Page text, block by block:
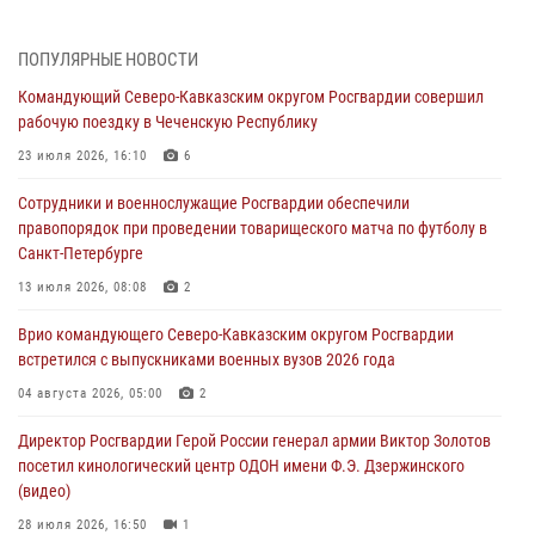
06 августа 2026, 12:35 1
Росгвардейцы провели выставку вооружения для участников сбора
«Гвардеец» в Пензе (видео)
06 августа 2026, 12:00
В Курске росгвардейцы приняли участие в митинге, посвященном
второй годовщине вторжения ВСУ на территорию области
06 августа 2026, 11:56
угрожавшего подростку травматическим пистолетом
06 августа 2026, 11:33
крупная нарколаборатория
ПОПУЛЯРНЫЕ НОВОСТИ
Командующий Северо-Кавказским округом Росгвардии совершил
рабочую поездку в Чеченскую Республику
23 июля 2026, 16:10 6
Сотрудники и военнослужащие Росгвардии обеспечили
правопорядок при проведении товарищеского матча по футболу в
Санкт-Петербурге
13 июля 2026, 08:08 2
Врио командующего Северо-Кавказским округом Росгвардии
встретился с выпускниками военных вузов 2026 года
04 августа 2026, 05:00 2
Директор Росгвардии Герой России генерал армии Виктор Золотов
посетил кинологический центр ОДОН имени Ф.Э. Дзержинского
(видео)
28 июля 2026, 16:50 1